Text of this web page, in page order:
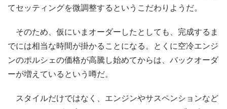
てセッティングを微調整するというこだわりようだ。
そのため、仮にいまオーダーしたとしても、完成するま
でには相当な時間が掛かることになる。とくに空冷エンジ
ンのポルシェの価格が高騰し始めてからは、バックオーダ
ーが増えているという噂だ。
スタイルだけではなく、エンジンやサスペンションなど